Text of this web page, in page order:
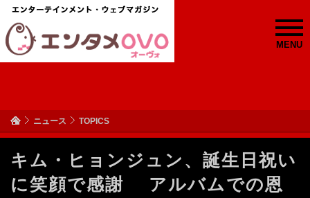
MENU
ニュース TOPICS
キム・ヒョンジュン、誕生日祝い
に笑顔で感謝 アルバムでの恩